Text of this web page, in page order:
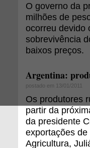
O governo da
milhões de
ocorreu devido
sobrevivência
baixos preços.
Argentina:
postado em 13/01/2011
Os produtores
partir da
da presidente
exportações
Agricultura,